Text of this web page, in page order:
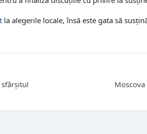
la alegerile locale, însă este gata să